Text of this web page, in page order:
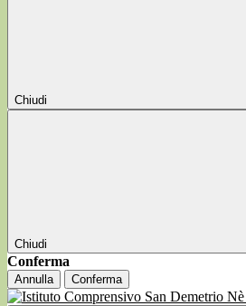
Chiudi
Chiudi
Conferma
Annulla Conferma